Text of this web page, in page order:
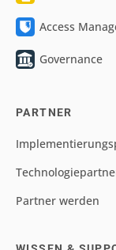
Access
Governance
PARTNER
Partner werden